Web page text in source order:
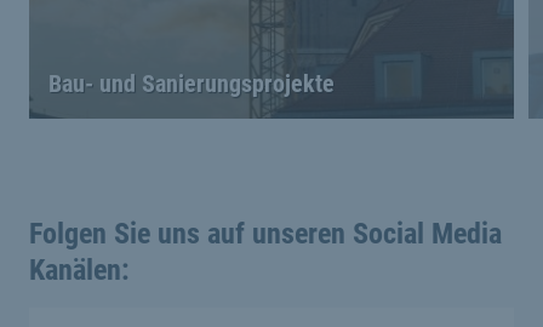
Bau- und Sanierungsprojekte
Folgen Sie uns auf unseren Social Media
Kanälen: